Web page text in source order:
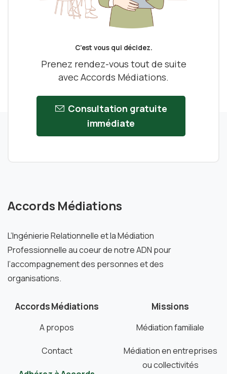
C’est vous qui décidez.
Prenez rendez-vous tout de suite
avec Accords Médiations.
Consultation gratuite
immédiate
Accords Médiations
L’Ingénierie Relationnelle et la Médiation
Professionnelle au coeur de notre ADN pour
l’accompagnement des personnes et des
organisations.
Accords Médiations
A propos
Contact
Missions
Médiation familiale
Médiation en entreprises
ou collectivités